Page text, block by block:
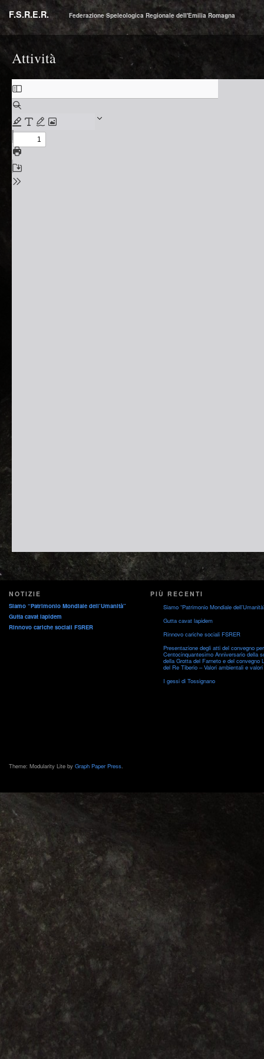
F.S.R.E.R. Federazione Speleologica Regionale dell'Emilia Romagna
Attività
NOTIZIE
Siamo “Patrimonio Mondiale dell’Umanità”
Gutta cavat lapidem
Rinnovo cariche sociali FSRER
PIÙ RECENTI
Siamo “Patrimonio Mondiale
Gutta cavat lapidem
Rinnovo cariche sociali FSRER
Presentazione degli atti del convegno
Centocinquantesimo Anniversario della
della Grotta del Farneto e del convegno
del Re Tiberio – Valori ambientali e
I gessi di Tossignano
Theme: Modularity Lite by Graph Paper Press.